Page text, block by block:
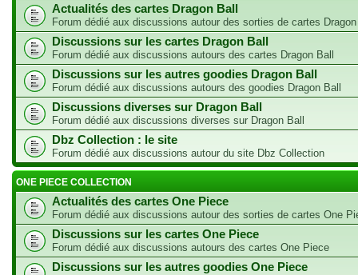
Actualités des cartes Dragon Ball
Forum dédié aux discussions autour des sorties de cartes
Discussions sur les cartes Dragon Ball
Forum dédié aux discussions autours des cartes Dragon Ball
Discussions sur les autres goodies Dragon Ball
Forum dédié aux discussions autours des goodies Dragon Ball
Discussions diverses sur Dragon Ball
Forum dédié aux discussions diverses sur Dragon Ball
Dbz Collection : le site
Forum dédié aux discussions autour du site Dbz Collection
ONE PIECE COLLECTION
Actualités des cartes One Piece
Forum dédié aux discussions autour des sorties de cartes One
Discussions sur les cartes One Piece
Forum dédié aux discussions autours des cartes One Piece
Discussions sur les autres goodies One Piece